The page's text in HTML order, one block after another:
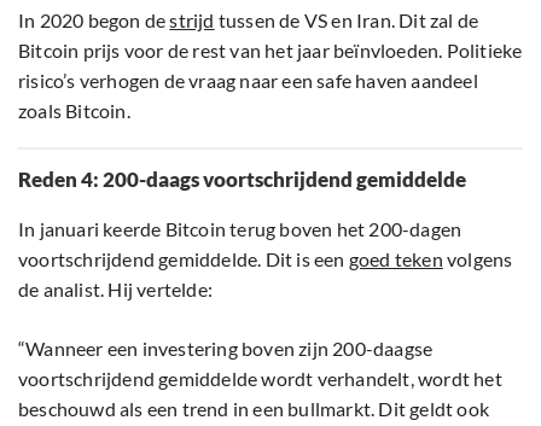
In 2020 begon destrijd tussen de VS en Iran. Dit zal de
Bitcoin prijs voor de rest van het jaar beïnvloeden. Politieke
risico’s verhogen de vraag naar een safe haven aandeel
zoals Bitcoin.
Reden 4: 200-daags voortschrijdend gemiddelde
In januari keerde Bitcoin terug boven het 200-dagen
voortschrijdend gemiddelde. Dit is een goed teken volgens
de analist. Hij vertelde:
“Wanneer een investering boven zijn 200-daagse
voortschrijdend gemiddelde wordt verhandelt, wordt het
beschouwd als een trend in een bullmarkt. Dit geldt ook